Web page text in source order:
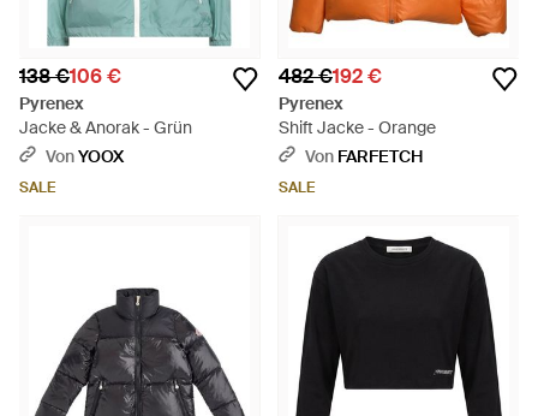
138 €106 €
Pyrenex
Jacke & Anorak - Grün
VonYOOX
SALE
482 €192 €
Pyrenex
Shift Jacke - Orange
Von FARFETCH
SALE